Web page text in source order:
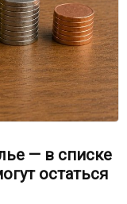
— в списке
остаться